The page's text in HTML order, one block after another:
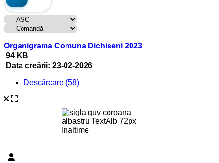
Organigrama Comuna Dichiseni 2023
94 KB
Data creării: 23-02-2026
Descărcare (58)